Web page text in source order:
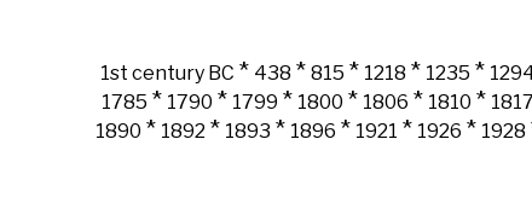
1st century BC * 438 * 815 * 1218 * 1235 *
1785 * 1790 * 1799 * 1800 * 1806 * 1810 * 1817
1890 * 1892 * 1893 * 1896 * 1921 * 1926 * 1928